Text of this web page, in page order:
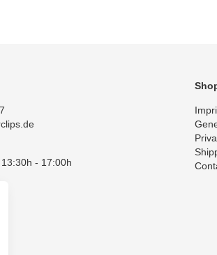
- 17:00h